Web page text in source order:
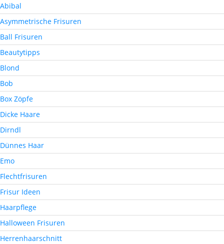
Abibal
Asymmetrische Frisuren
Ball Frisuren
Beautytipps
Blond
Bob
Box Zöpfe
Dicke Haare
Dirndl
Dünnes Haar
Emo
Flechtfrisuren
Frisur Ideen
Haarpflege
Halloween Frisuren
Herrenhaarschnitt